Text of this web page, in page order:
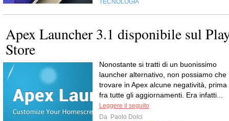
TECNOLOGIA
Apex Launcher 3.1 disponibile sul
Store
Nonostante si tratti di un buonissimo
launcher alternativo, non possiamo che
trovare in Apex alcune negatività, prima
fra tutte gli aggiornamenti. Era infatti...
Leggere il seguito
Da Paolo Dolci